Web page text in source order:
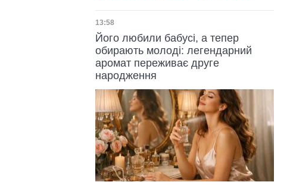
Дата публікації
13:58
Його любили бабусі, а тепер
обирають молоді: легендарний
аромат переживає друге
народження